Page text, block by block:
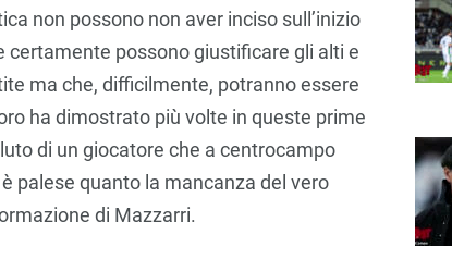
non possono non aver inciso sull’inizio
certamente possono giustificare gli alti e
ma che, difficilmente, potranno essere
ha dimostrato più volte in queste prime
di un giocatore che a centrocampo
palese quanto la mancanza del vero
di Mazzarri.